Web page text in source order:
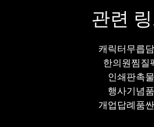
관련
캐릭터무릅
한의원찜질
인쇄판촉물
행사기념품
개업답례품